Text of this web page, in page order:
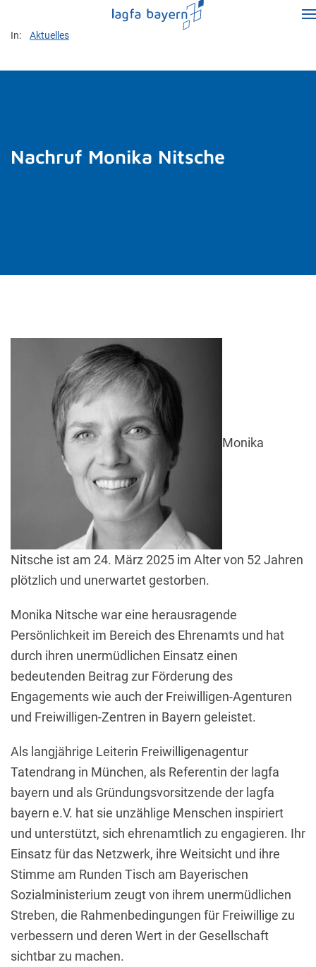
In: Aktuelles
Nachruf Monika Nitsche
Monika
Nitsche ist am 24. März 2025 im Alter von 52 Jahren
plötzlich und unerwartet gestorben.
Monika Nitsche war eine herausragende
Persönlichkeit im Bereich des Ehrenamts und hat
durch ihren unermüdlichen Einsatz einen
bedeutenden Beitrag zur Förderung des
Engagements wie auch der Freiwilligen-Agenturen
und Freiwilligen-Zentren in Bayern geleistet.
Als langjährige Leiterin Freiwilligenagentur
Tatendrang in München, als Referentin der lagfa
bayern und als Gründungsvorsitzende der lagfa
bayern e.V. hat sie unzählige Menschen inspiriert
und unterstützt, sich ehrenamtlich zu engagieren. Ihr
Einsatz für das Netzwerk, ihre Weitsicht und ihre
Stimme am Runden Tisch am Bayerischen
Sozialministerium zeugt von ihrem unermüdlichen
Streben, die Rahmenbedingungen für Freiwillige zu
verbessern und deren Wert in der Gesellschaft
sichtbar zu machen.